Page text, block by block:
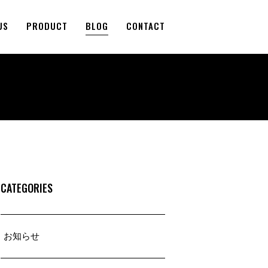
PRODUCT BLOG CONTACT
CATEGORIES
お知らせ